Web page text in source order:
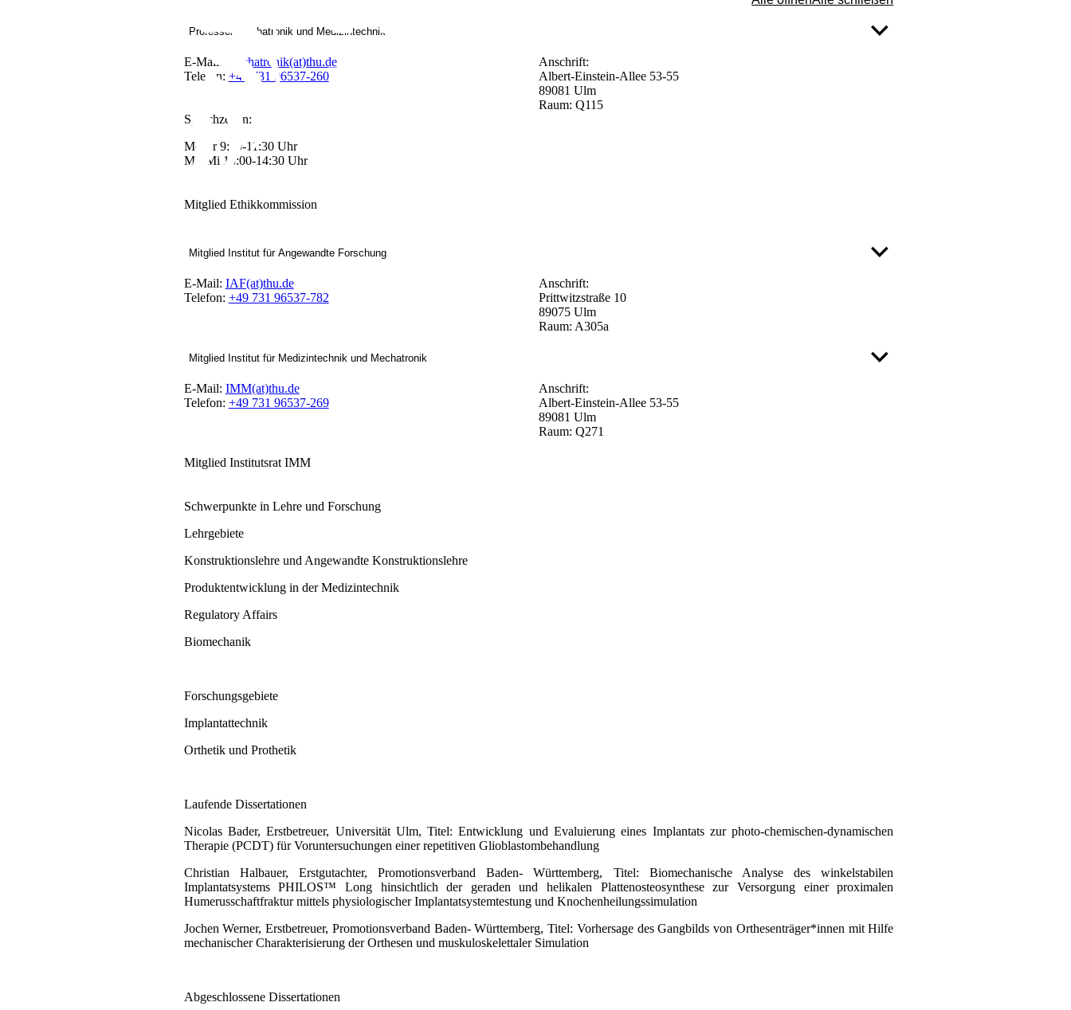
Professor Mechatronik und Medizintechnik
E-Mail:
Mechatronik(at)thu.de
Telefon: +49 731 96537-260
Anschrift:
Albert-Einstein-Allee 53-55
89081 Ulm
Raum: Q115
Sprechzeiten:
Mo-Fr 9:30-11:30 Uhr
Mo-Mi 13:00-14:30 Uhr
Mitglied Ethikkommission
Mitglied Institut für Angewandte Forschung
E-Mail: IAF(at)thu.de
Telefon: +49 731 96537-782
Anschrift:
Prittwitzstraße 10
89075 Ulm
Raum: A305a
Mitglied Institut für Medizintechnik und Mechatronik
E-Mail: IMM(at)thu.de
Telefon: +49 731 96537-269
Anschrift:
Albert-Einstein-Allee 53-55
89081 Ulm
Raum: Q271
Mitglied Institutsrat IMM
Schwerpunkte in Lehre und Forschung
Lehrgebiete
Konstruktionslehre und Angewandte Konstruktionslehre
Produktentwicklung in der Medizintechnik
Regulatory Affairs
Biomechanik
Forschungsgebiete
Implantattechnik
Orthetik und Prothetik
Laufende Dissertationen
Nicolas Bader,Erstbetreuer, Universität Ulm, Titel: Entwicklung und Evaluierung eines Implantats zur photo-chemischen-dynamischen
Therapie (PCDT) für Voruntersuchungen einer repetitiven Glioblastombehandlung
Christian Halbauer, Erstgutachter, Promotionsverband Baden- Württemberg, Titel: Biomechanische Analyse des winkelstabilen
Implantatsystems PHILOS™ Long hinsichtlich der geraden und helikalen Plattenosteosynthese zur Versorgung einer proximalen
Humerusschaftfraktur mittels physiologischer Implantatsystemtestung und Knochenheilungssimulation
Jochen Werner,Erstbetreuer, Promotionsverband Baden- Württemberg, Titel: Vorhersage des Gangbilds von Orthesenträger*innen mit Hilfe
mechanischer Charakterisierung der Orthesen und muskuloskelettaler Simulation
Abgeschlossene Dissertationen